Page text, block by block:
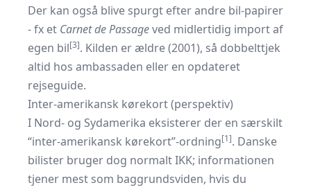
Der kan også blive spurgt efter andre bil-papirer
- fx et Carnet de Passageved midlertidig import af
egen bil[3]. Kilden er ældre (2001), så dobbelttjek
altid hos ambassaden eller en opdateret
rejseguide.
Inter-amerikansk kørekort (perspektiv)
I Nord- og Sydamerika eksisterer der en særskilt
“inter-amerikansk kørekort”-ordning[1]. Danske
bilister bruger dog normalt IKK; informationen
tjener mest som baggrundsviden, hvis du